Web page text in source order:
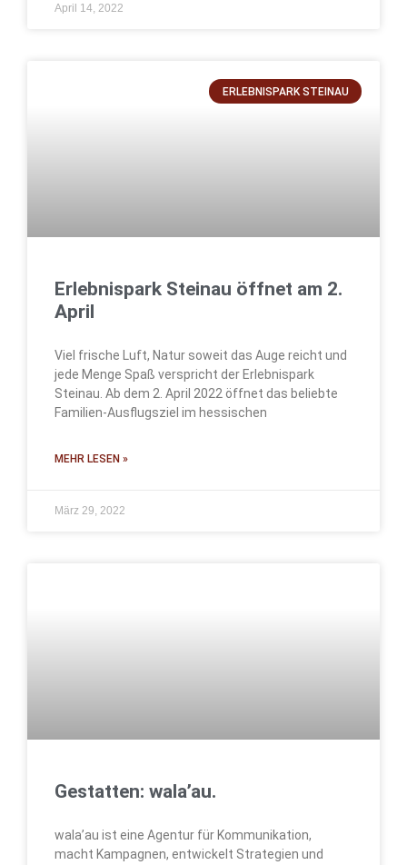
April 14, 2022
ERLEBNISPARK STEINAU
Erlebnispark Steinau öffnet am 2.
April
Viel frische Luft, Natur soweit das Auge reicht und
jede Menge Spaß verspricht der Erlebnispark
Steinau. Ab dem 2. April 2022 öffnet das beliebte
Familien-Ausflugsziel im hessischen
MEHR LESEN »
März 29, 2022
Gestatten: wala’au.
wala’au ist eine Agentur für Kommunikation,
macht Kampagnen, entwickelt Strategien und